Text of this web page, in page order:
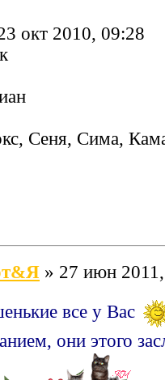
окт 2010, 09:28
Сеня, Сима,
» 27 июн
все у Вас
они этого